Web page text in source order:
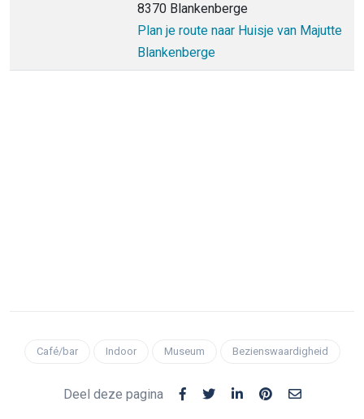
8370 Blankenberge
Plan je route naar Huisje van Majutte
Blankenberge
Café/bar Indoor Museum Bezienswaardigheid
Deel deze pagina